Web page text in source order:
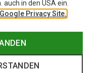
in den USA ein.
Google Privacy Site.